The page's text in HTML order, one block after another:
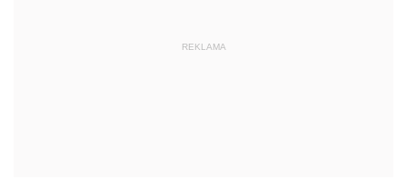
REKLAMA